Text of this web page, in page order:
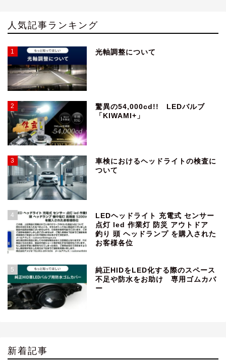
人気記事ランキング
1 光軸調整について
2
驚異の54,000cd!! LEDバルブ
「KIWAMI+」
3
車検におけるヘッドライトの検査に
ついて
4
LEDヘッドライト 充電式 センサー
点灯 led 作業灯 防災 アウトドア
釣り 頭 ヘッドランプ を購入された
お客様各位
5
純正HIDをLED化する際のスペース
不足や防水をお助け 専用ゴムカバ
ー
新着記事